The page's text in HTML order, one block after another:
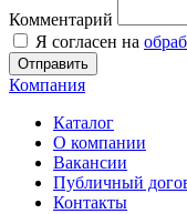
Комментарий
Я согласен на
Отправить
Компания
Каталог
О компании
Вакансии
Публичный
Контакты